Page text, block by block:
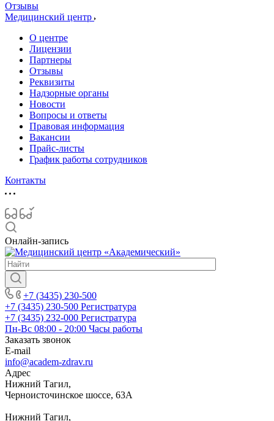
Отзывы
Медицинский центр
О центре
Лицензии
Партнеры
Отзывы
Реквизиты
Надзорные органы
Новости
Вопросы и ответы
Правовая информация
Вакансии
Прайс-листы
График работы сотрудников
Контакты
Онлайн-запись
+7 (3435) 230-500
+7 (3435) 230-500 Регистратура
+7 (3435) 232-000 Регистратура
Пн-Вс 08:00 - 20:00 Часы работы
Заказать звонок
E-mail
info@academ-zdrav.ru
Адрес
Нижний Тагил,
Черноисточинское шоссе, 63А
Нижний Тагил,